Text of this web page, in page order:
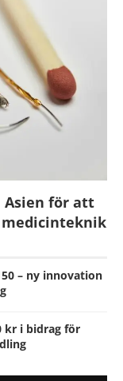
Asien för att
medicinteknik
– ny innovation
kr i bidrag för